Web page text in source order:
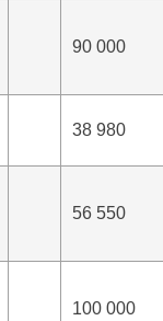
90 000
38 980
56 550
100 000